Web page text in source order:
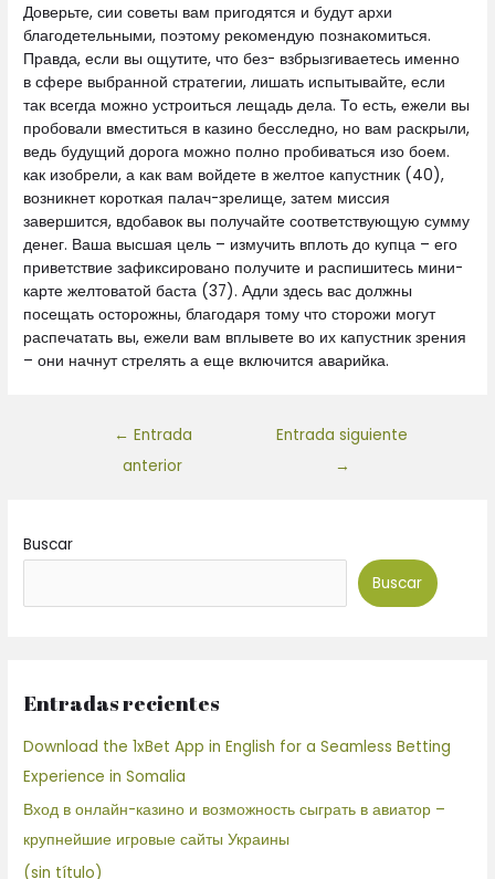
Доверьте, сии советы вам пригодятся и будут архи
благодетельными, поэтому рекомендую познакомиться.
Правда, если вы ощутите, что без- взбрызгиваетесь именно
в сфере выбранной стратегии, лишать испытывайте, если
так всегда можно устроиться лещадь дела. То есть, ежели вы
пробовали вместиться в казино бесследно, но вам раскрыли,
ведь будущий дорога можно полно пробиваться изо боем.
как изобрели, а как вам войдете в желтое капустник (40),
возникнет короткая палач-зрелище, затем миссия
завершится, вдобавок вы получайте соответствующую сумму
денег. Ваша высшая цель – измучить вплоть до купца – его
приветствие зафиксировано получите и распишитесь мини-
карте желтоватой баста (37). Адли здесь вас должны
посещать осторожны, благодаря тому что сторожи могут
распечатать вы, ежели вам вплывете во их капустник зрения
– они начнут стрелять а еще включится аварийка.
← Entrada
anterior
Entrada siguiente
→
Buscar
Buscar
Entradas recientes
Download the 1xBet App in English for a Seamless Betting
Experience in Somalia
Вход в онлайн-казино и возможность сыграть в авиатор –
крупнейшие игровые сайты Украины
(sin título)